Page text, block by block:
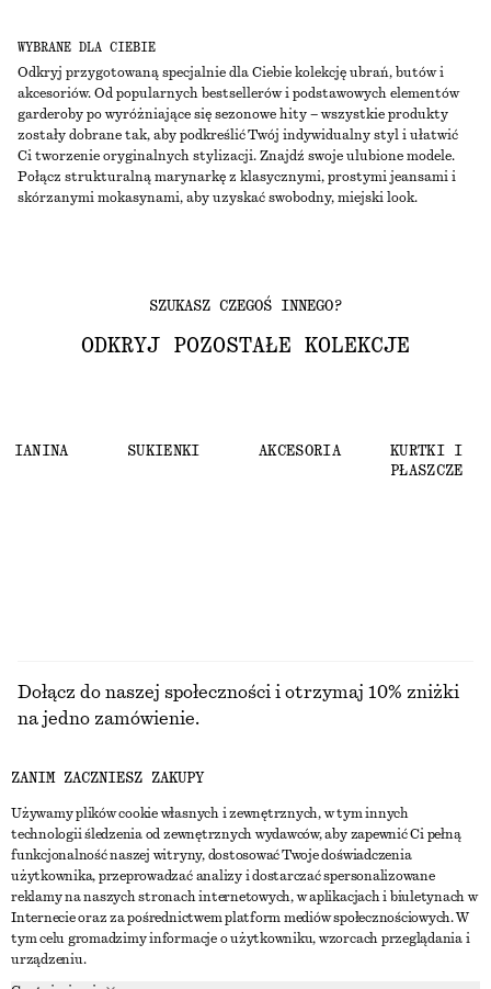
WYBRANE DLA CIEBIE
Odkryj przygotowaną specjalnie dla Ciebie kolekcję ubrań, butów i
akcesoriów. Od popularnych bestsellerów i podstawowych elementów
garderoby po wyróżniające się sezonowe hity – wszystkie produkty
zostały dobrane tak, aby podkreślić Twój indywidualny styl i ułatwić
Ci tworzenie oryginalnych stylizacji. Znajdź swoje ulubione modele.
Połącz strukturalną marynarkę z klasycznymi, prostymi jeansami i
skórzanymi mokasynami, aby uzyskać swobodny, miejski look.
SZUKASZ CZEGOŚ INNEGO?
ODKRYJ POZOSTAŁE KOLEKCJE
SUKIENKI AKCESORIA
KURTKI I
PŁASZCZE
SKONTAKTUJ SIĘ Z NAMI
Skontaktuj się z nami
Wyszukiwarka sklepów
Instagram
OBSŁUGA KLIENTA
Płatności
O NAS
Dołącz do naszej społeczności i otrzymaj 10% zniżki
na jedno zamówienie.
CREATE ACCOUNT
ZANIM ZACZNIESZ ZAKUPY
Używamy plików cookie własnych i zewnętrznych, w tym innych
technologii śledzenia od zewnętrznych wydawców, aby zapewnić Ci pełną
funkcjonalność naszej witryny, dostosować Twoje doświadczenia
użytkownika, przeprowadzać analizy i dostarczać spersonalizowane
reklamy na naszych stronach internetowych, w aplikacjach i biuletynach w
Internecie oraz za pośrednictwem platform mediów społecznościowych. W
tym celu gromadzimy informacje o użytkowniku, wzorcach przeglądania i
urządzeniu.